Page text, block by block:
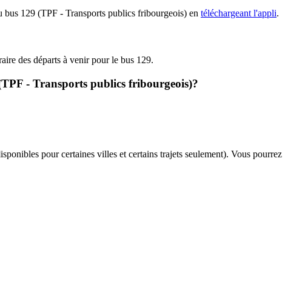
129 (TPF - Transports publics fribourgeois) en téléchargeant l'appli.
des départs à venir pour le bus 129.
- Transports publics fribourgeois)?
pour certaines villes et certains trajets seulement). Vous pourrez